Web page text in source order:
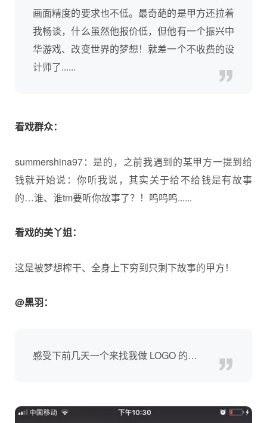
画面精度的要求也不低。最奇葩的是甲方还拉着
我畅谈，什么虽然他报价低，但他有一个振兴中
华游戏、改变世界的梦想！就差一个不收费的设
计师了......
看戏群众：
summershina97：是的，之前我遇到的某甲方一提到给
钱就开始说：你听我说，其实关于给不给钱是有故事
的…谁、谁tm要听你故事了？！呜呜呜......
看戏的美丫姐：
这是被梦想榨干、全身上下穷到只剩下故事的甲方！
@黑羽：
感受下前几天一个来找我做 LOGO 的…